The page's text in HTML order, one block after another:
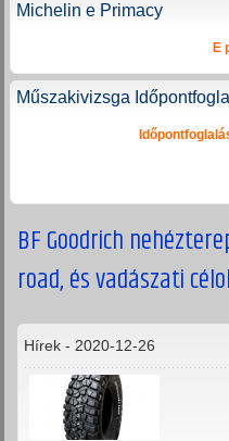
Michelin e Primacy
E
Műszakivizsga
BF Goodrich
road, és vadászati
Hírek - 2020-12-26